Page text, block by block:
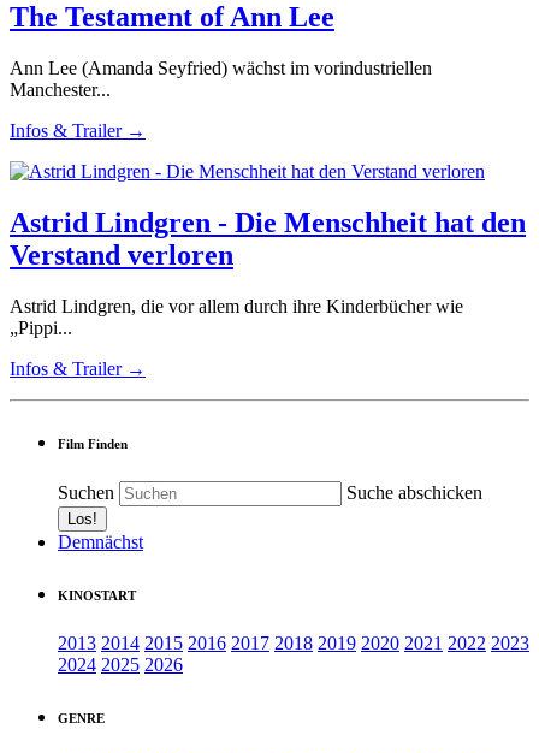
The Testament of Ann Lee
Ann Lee (Amanda Seyfried) wächst im vorindustriellen
Manchester...
Infos & Trailer →
Astrid Lindgren - Die Menschheit hat den
Verstand verloren
Astrid Lindgren, die vor allem durch ihre Kinderbücher wie
„Pippi...
Infos & Trailer →
Film Finden
Suchen Suche abschicken
Demnächst
KINOSTART
2013 2014 2015 2016 2017 2018 2019 2020 2021 2022 2023
2024 2025 2026
GENRE